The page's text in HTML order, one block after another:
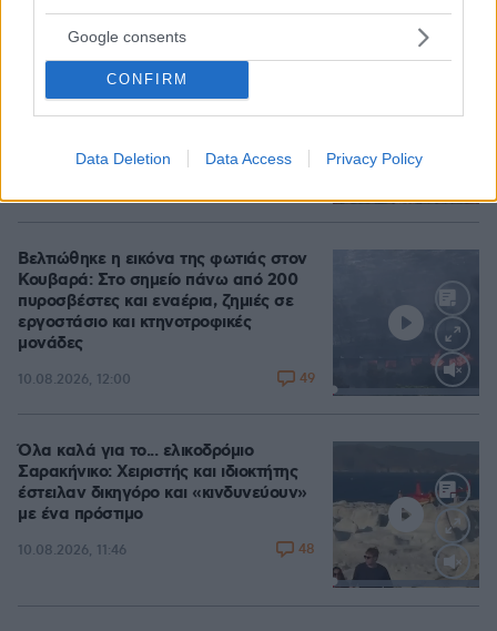
Google consents
CONFIRM
Data Deletion Data Access Privacy Policy
Τη Υπερμάχω: Η νύχτα του Αυγούστου
πριν από 1.400 χρόνια, που γέννησε
τον Ακάθιστο Ύμνο
Βελτιώθηκε η εικόνα της φωτιάς στον
Κουβαρά: Στο σημείο πάνω από 200
πυροσβέστες και εναέρια, ζημιές σε
εργοστάσιο και κτηνοτροφικές
μονάδες
10.08.2026, 12:00 49
Loaded
Όλα καλά για το... ελικοδρόμιο
Σαρακήνικο: Χειριστής και ιδιοκτήτης
έστειλαν δικηγόρο και «κινδυνεύουν»
με ένα πρόστιμο
10.08.2026, 11:46 48